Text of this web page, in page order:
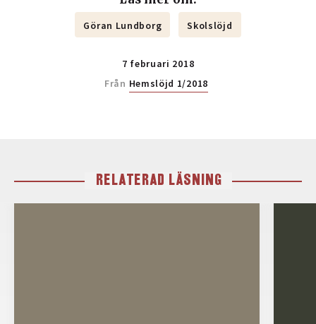
Göran Lundborg Skolslöjd
7 februari 2018
Från Hemslöjd 1/2018
RELATERAD LÄSNING